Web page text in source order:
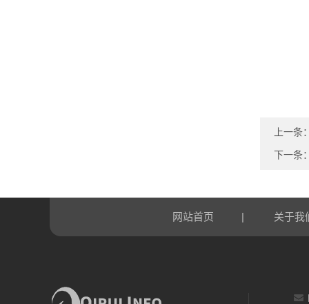
上一条
下一条
网站首页 | 关于我